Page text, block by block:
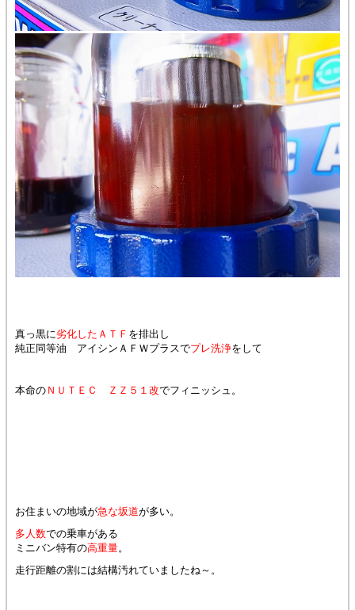
真っ黒に劣化したＡＴＦ を排出し
純正同等油 アイシンＡＦＷプラスでプレ洗浄をして
本命のＮＵＴＥＣ ＺＺ５１改でフィニッシュ。
お住まいの地域が急な坂道が多い。
多人数での乗車がある
ミニバン特有の高重量。
走行距離の割には結構汚れていましたね～。